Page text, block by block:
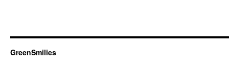
GreenSmilies